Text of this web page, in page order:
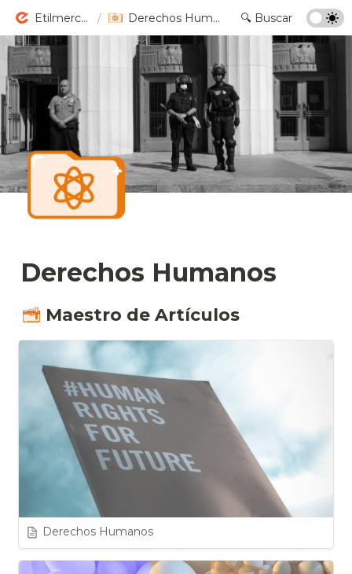
Etilmercurio / Derechos Humanos
Derechos Humanos
Maestro de Artículos
Derechos Humanos